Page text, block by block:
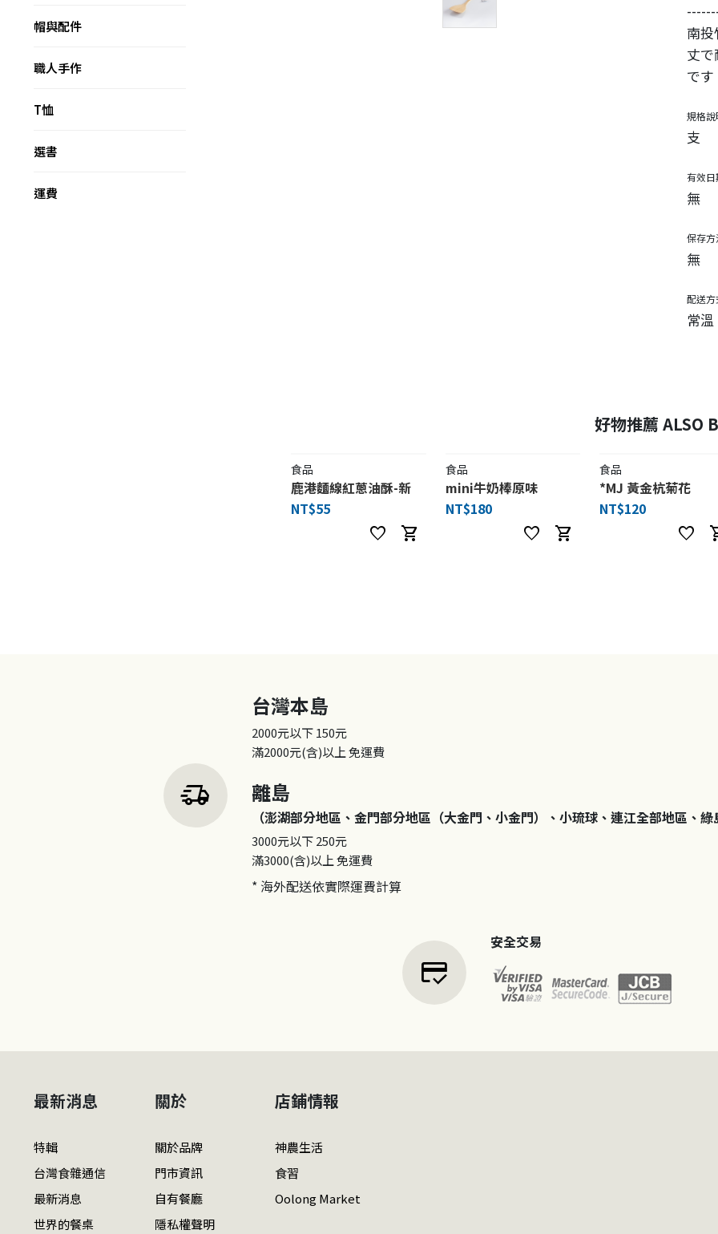
帽與配件
職人手作
T恤
選書
運費
南
丈
です
規格說
支
有效日
無
保存方
無
配送方
常溫
好物推薦 ALSO
食品
鹿港麵線紅蔥油酥-新
NT$55
favorite shopping_cart
食品
mini牛奶棒原味
NT$180
favorite shopping_cart
食品
*MJ 黃金杭菊花
NT$120
favorite
delivery_truck_speed
台灣本島
2000元以下150元
滿2000元(含)以上免運費
離島
（澎湖部分地區、金門部分地區（大金門、小金門）、小琉球、連江全部地區、綠
3000元以下250元
滿3000(含)以上免運費
* 海外配送依實際運費計算
credit_score
安全交易
最新消息
特輯
台灣食雜通信
最新消息
世界的餐桌
關於
關於品牌
門市資訊
自有餐廳
隱私權聲明
店鋪情報
神農生活
食習
Oolong Market